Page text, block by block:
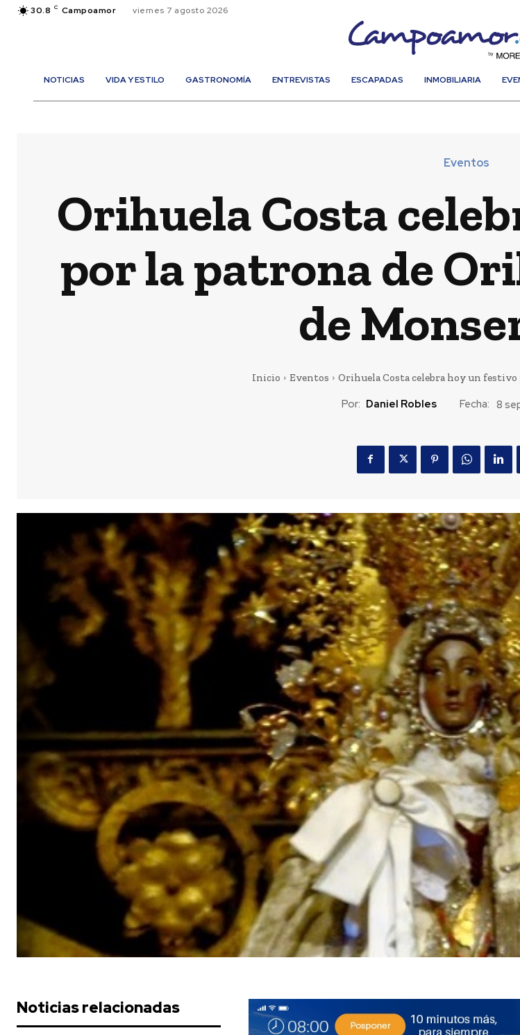
30.8 C Campoamor viernes 7 agosto 2026
NOTICIAS VIDA Y ESTILO GASTRONOMÍA ENTREVISTAS ESCAPADAS INMOBILIARIA
Eventos
Orihuela Costa
por la patrona de
de
Inicio Eventos Orihuela Costa celebra hoy un
Por: Daniel Robles Fecha: 8
Noticias relacionadas